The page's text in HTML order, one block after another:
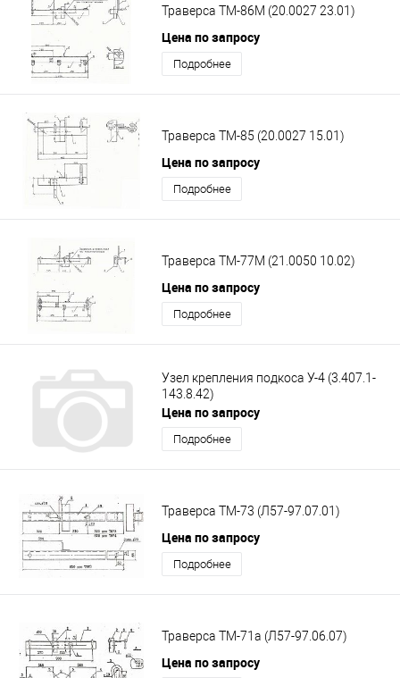
Траверса ТМ-86М (20.0027 23.01)
Цена по запросу
Подробнее
Траверса ТМ-85 (20.0027 15.01)
Цена по запросу
Подробнее
Траверса ТМ-77М (21.0050 10.02)
Цена по запросу
Подробнее
Узел крепления подкоса У-4 (3.407.1-
143.8.42)
Цена по запросу
Подробнее
Траверса ТМ-73 (Л57-97.07.01)
Цена по запросу
Подробнее
Траверса ТМ-71а (Л57-97.06.07)
Цена по запросу